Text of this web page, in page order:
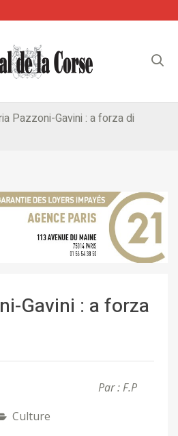
Pazzoni-Gavini : a forza di
Gavini : a forza
Par : F.P
Culture